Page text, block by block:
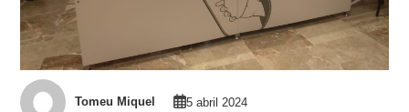
Tomeu Miquel 5 abril 2024